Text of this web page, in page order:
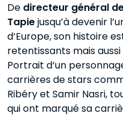
La nouvelle
français
En résumé
De directeur général de
Tapiejusqu’à devenir
d’Europe, son histoire
retentissants mais
Portrait d’un
carrières de stars
Ribéry et Samir Nasri,
qui ont marqué sa